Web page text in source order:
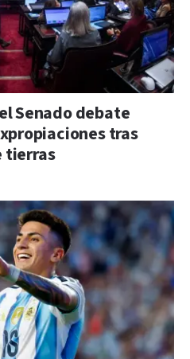
Senado debate
tras
tierras